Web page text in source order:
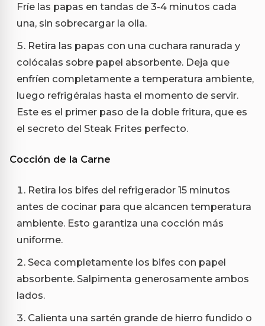
Fríe las papas en tandas de 3-4 minutos cada
una, sin sobrecargar la olla.
Retira las papas con una cuchara ranurada y
colócalas sobre papel absorbente. Deja que
enfríen completamente a temperatura ambiente,
luego refrigéralas hasta el momento de servir.
Este es el primer paso de la doble fritura, que es
el secreto del Steak Frites perfecto.
Cocción de la Carne
Retira los bifes del refrigerador 15 minutos
antes de cocinar para que alcancen temperatura
ambiente. Esto garantiza una cocción más
uniforme.
Seca completamente los bifes con papel
absorbente. Salpimenta generosamente ambos
lados.
Calienta una sartén grande de hierro fundido o